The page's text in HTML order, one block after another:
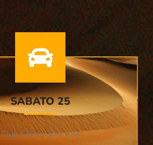
SABATO 25
Club Sottomarini 4×4